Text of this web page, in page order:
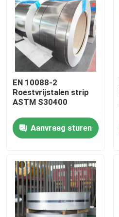
Huis
Videos
Ongeveer ons
EN 10088-2
Roestvrijstalen strip
ASTM S30400
Aanvraag sturen